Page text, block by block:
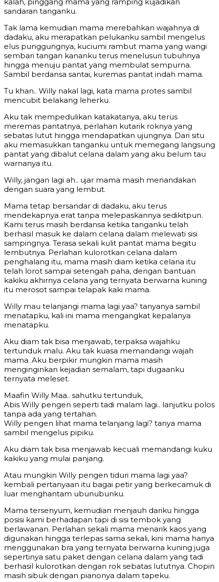
sandaran tanganku.
Tak lama kemudian mama merebahkan wajahnya di
dadaku, aku merapatkan pelukanku sambil mengelus
elus punggungnya, kuciumi rambut mama yang wangi
sembari tangan kananku terus menelusuri tubuhnya
hingga menuju pantat yang membulat sempurna.
Sambil berdansa santai, kuremas pantat indah mama.
Tu khan.. Willy nakal lagi, kata mama protes sambil
mencubit belakang leherku.
Aku tak mempedulikan katakatanya, aku terus
meremas pantatnya, perlahan kutarik roknya yang
sebatas lutut hingga mendapatkan ujungnya. Dari situ
aku memasukkan tanganku untuk memegang langsung
pantat yang dibalut celana dalam yang aku belum tau
warnanya itu.
Willy, jangan lagi ah.. ujar mama masih menandakan
dengan suara yang lembut.
Mama tetap bersandar di dadaku, aku terus
mendekapnya erat tanpa melepaskannya sedikitpun.
Kami terus masih berdansa ketika tanganku telah
berhasil masuk ke dalam celana dalam melewati sisi
sampingnya. Terasa sekali kulit pantat mama begitu
lembutnya. Perlahan kulorotkan celana dalam
penghalang itu, mama masih diam ketika celana itu
telah lorot sampai setengah paha, dengan bantuan
kakiku akhirnya celana yang ternyata berwarna kuning
itu merosot sampai telapak kaki mama.
Willy mau telanjangi mama lagi yaa? tanyanya sambil
menatapku, kali ini mama mengangkat kepalanya
menatapku.
Aku diam tak bisa menjawab, terpaksa wajahku
tertunduk malu. Aku tak kuasa memandangi wajah
mama. Aku berpikir mungkin mama masih
menginginkan kejadian semalam, tapi dugaanku
ternyata meleset.
Maafin Willy Maa.. sahutku tertunduk,
Abis Willy pengen seperti tadi malam lagi.. lanjutku polos
tanpa ada yang tertahan.
Willy pengen lihat mama telanjang lagi? tanya mama
sambil mengelus pipiku.
Aku diam tak bisa menjawab kecuali memandangi kuku
kakiku yang mulai panjang.
Atau mungkin Willy pengen tiduri mama lagi yaa?
kembali pertanyaan itu bagai petir yang berkecamuk di
luar menghantam ubunubunku.
Mama tersenyum, kemudian menjauh dariku hingga
posisi kami berhadapan tapi di sisi tembok yang
berlawanan. Perlahan sekali mama menarik kaos yang
digunakan hingga terlepas sama sekali, kini mama hanya
menggunakan bra yang ternyata berwarna kuning juga
sepertinya satu paket dengan celana dalam yang tadi
berhasil kulorotkan dengan rok sebatas lututnya. Chopin
masih sibuk dengan pianonya dalam tapeku.